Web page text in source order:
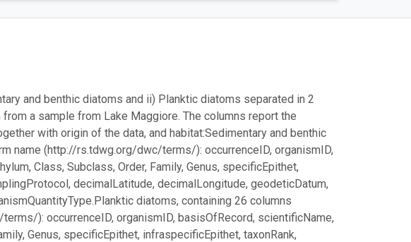
and benthic diatoms and ii) Planktic diatoms separated in 2
a sample from Lake Maggiore. The columns report the
with origin of the data, and habitat:Sedimentary and benthic
name (http://rs.tdwg.org/dwc/terms/): occurrenceID, organismID,
Class, Subclass, Order, Family, Genus, specificEpithet,
decimalLatitude, decimalLongitude, geodeticDatum,
Planktic diatoms, containing 26 columns
): occurrenceID, organismID, basisOfRecord, scientificName,
Genus, specificEpithet, infraspecificEpithet, taxonRank,